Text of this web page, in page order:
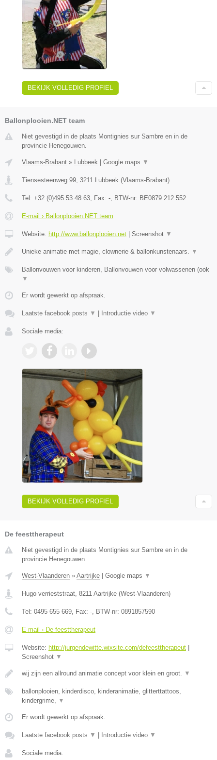
BEKIJK VOLLEDIG PROFIEL
Ballonplooien.NET team
Niet gevestigd in de plaats Montignies sur Sambre en in de
provincie Henegouwen.
Vlaams-Brabant » Lubbeek Google maps ▼
Tiensesteenweg 99, 3211 Lubbeek (Vlaams-Brabant)
Tel: +32 (0)495 53 48 63, Fax: -, BTW-nr: BE0879 212 552
E-mail › Ballonplooien.NET team
Website: http://www.ballonplooien.net Screenshot ▼
Unieke animatie met magie, clownerie & ballonkunstenaars. ▼
Ballonvouwen voor kinderen, Ballonvouwen voor volwassenen (ook
▼
Er wordt gewerkt op afspraak.
Laatste facebook posts ▼ Introductie video ▼
Sociale media:
BEKIJK VOLLEDIG PROFIEL
De feesttherapeut
Niet gevestigd in de plaats Montignies sur Sambre en in de
provincie Henegouwen.
West-Vlaanderen » Aartrijke | Google maps ▼
Hugo verrieststraat 8211 Aartrijke (West-Vlaanderen)
Tel: 0495 655 669 , Fax: - , BTW-nr: 0891857590
E-mail › De feesttherapeut
Website: http://jurgendewitte.wixsite.com/defeesttherapeut |
Screenshot ▼
wij zijn een allround animatie concept voor klein en groot. ▼
ballonplooien, kinderdisco, kinderanimatie, glitterttattoos,
kindergrime,
▼
Er wordt gewerkt op afspraak.
Laatste facebook posts ▼ | Introductie video ▼
Sociale media: